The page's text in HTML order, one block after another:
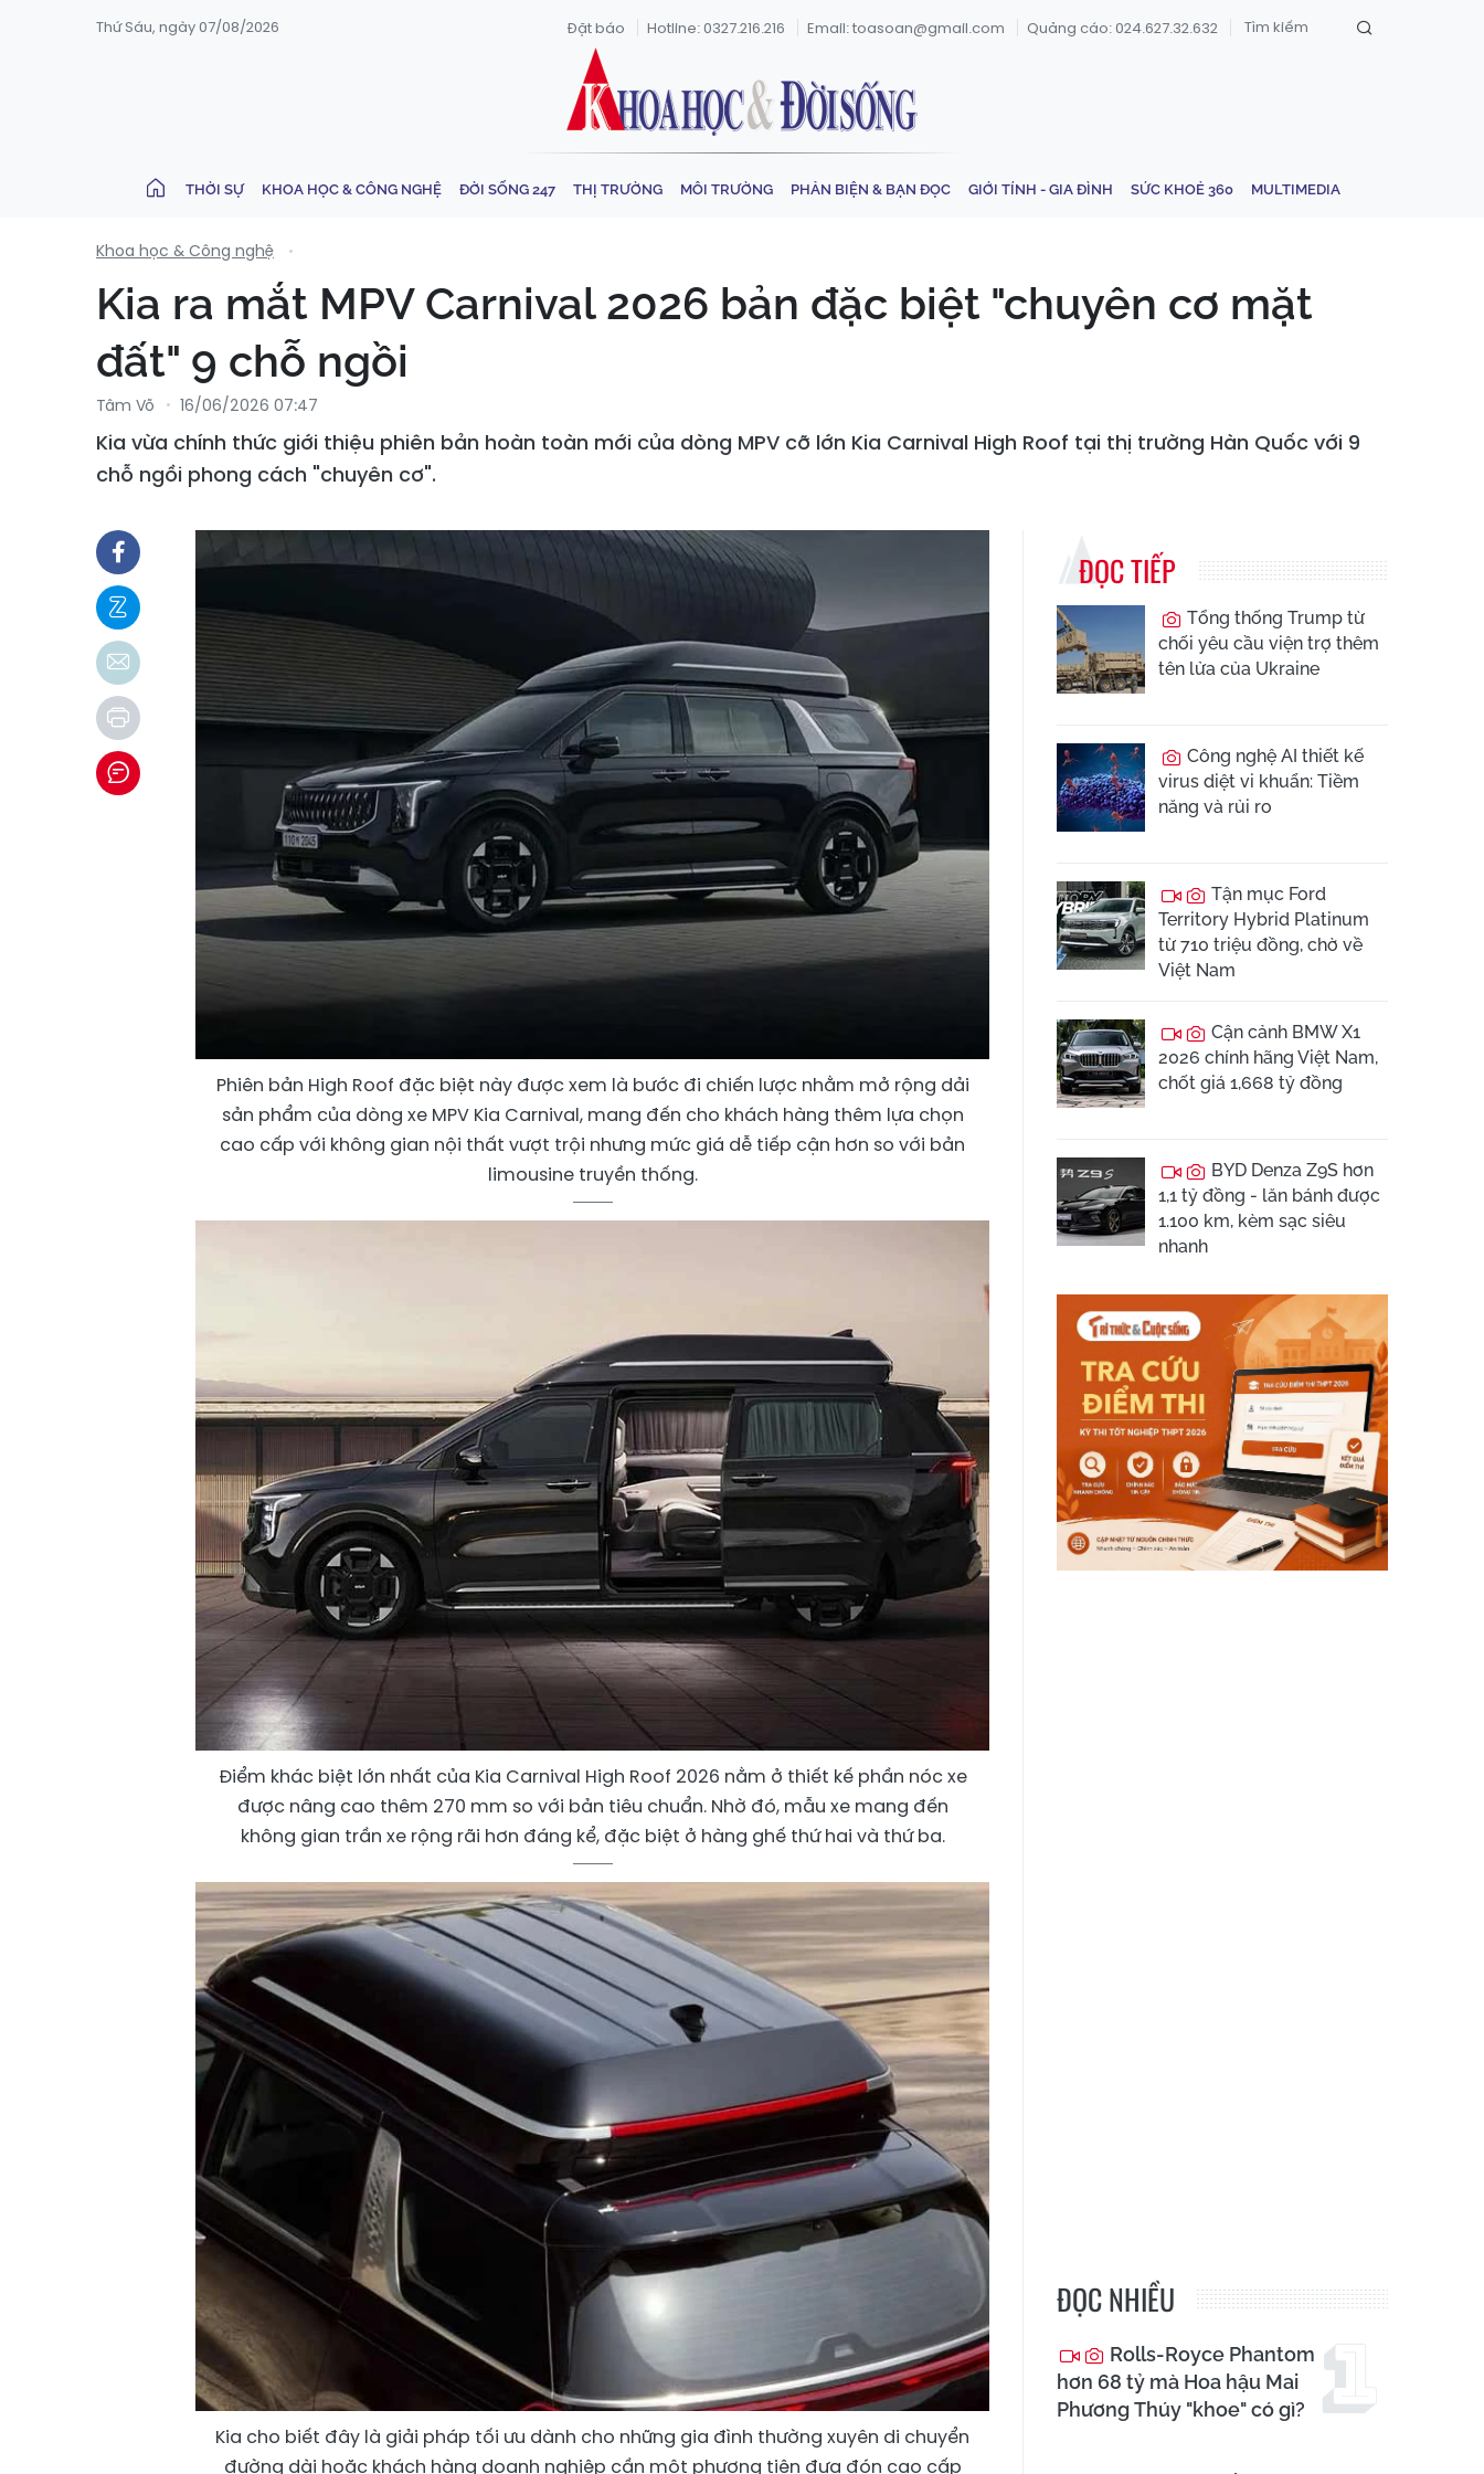
Thứ Sáu, ngày 07/08/2026 Đặt báo Hotline: 0327.216.216 Email: toasoan@gmail.com Quảng cáo: 024.627.32.632
THỜI SỰ KHOA HỌC & CÔNG NGHỆ ĐỜI SỐNG 247 THỊ TRƯỜNG MÔI TRƯỜNG PHẢN BIỆN & BẠN ĐỌC GIỚI TÍNH - GIA ĐÌNH SỨC KHOẺ 360 MULTIMEDIA
Khoa học & Công nghệ
Kia ra mắt MPV Carnival 2026 bản đặc biệt "chuyên cơ mặt
đất" 9 chỗ ngồi
Tâm Võ 16/06/2026 07:47
Kia vừa chính thức giới thiệu phiên bản hoàn toàn mới của dòng MPV cỡ lớn Kia Carnival High Roof tại thị trường Hàn Quốc với 9
chỗ ngồi phong cách "chuyên cơ".
Phiên bản High Roof đặc biệt này được xem là bước đi chiến lược nhằm mở rộng dải
sản phẩm của dòng xe MPV Kia Carnival, mang đến cho khách hàng thêm lựa chọn
cao cấp với không gian nội thất vượt trội nhưng mức giá dễ tiếp cận hơn so với bản
limousine truyền thống.
Điểm khác biệt lớn nhất của Kia Carnival High Roof 2026 nằm ở thiết kế phần nóc xe
được nâng cao thêm 270 mm so với bản tiêu chuẩn. Nhờ đó, mẫu xe mang đến
không gian trần xe rộng rãi hơn đáng kể, đặc biệt ở hàng ghế thứ hai và thứ ba.
Kia cho biết đây là giải pháp tối ưu dành cho những gia đình thường xuyên di chuyển
đường dài hoặc khách hàng doanh nghiệp cần một phương tiện đưa đón cao cấp
ĐỌC TIẾP
Tổng thống Trump từ
chối yêu cầu viện trợ thêm
tên lửa của Ukraine
Công nghệ AI thiết kế
virus diệt vi khuẩn: Tiềm
năng và rủi ro
Tận mục Ford
Territory Hybrid Platinum
từ 710 triệu đồng, chờ về
Việt Nam
Cận cảnh BMW X1
2026 chính hãng Việt Nam,
chốt giá 1,668 tỷ đồng
BYD Denza Z9S hơn
1,1 tỷ đồng - lăn bánh được
1.100 km, kèm sạc siêu
nhanh
ĐỌC NHIỀU
Rolls-Royce Phantom
hơn 68 tỷ mà Hoa hậu Mai
Phương Thúy "khoe" có gì?